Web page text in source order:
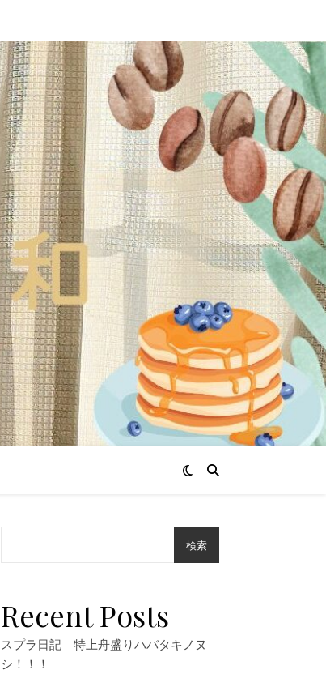
検索
Recent Posts
スプラ日記 特上舟盛りハバタキノヌ
シ！！！